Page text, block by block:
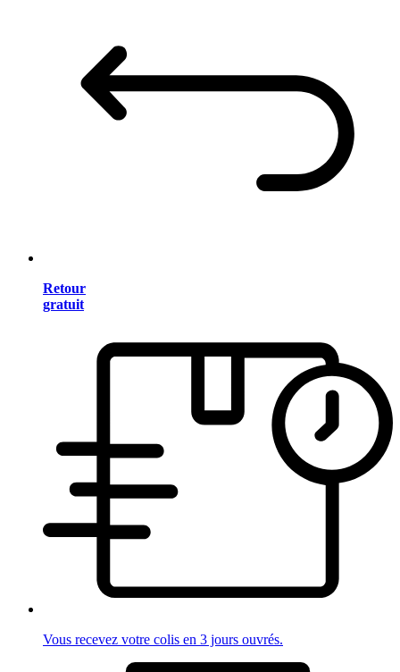
Retour
gratuit
Vous recevez votre colis en 3 jours ouvrés.